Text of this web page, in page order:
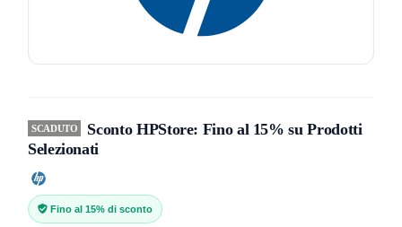
SCADUTO
Sconto HPStore: Fino al 15% su Prodotti
Selezionati
Fino al 15% di sconto